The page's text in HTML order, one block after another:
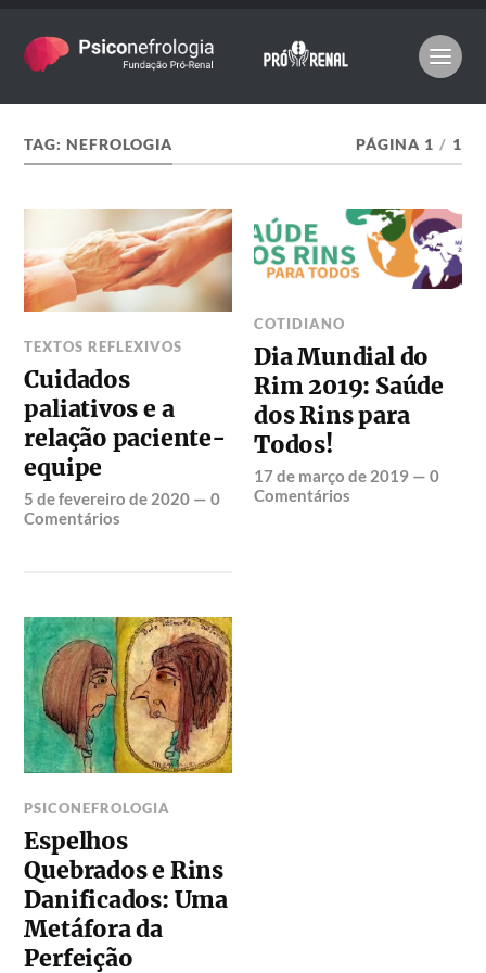
TAG:NEFROLOGIA PÁGINA 1 / 1
TEXTOS REFLEXIVOS
Cuidados
paliativos e a
relação paciente-
equipe
5 de fevereiro de 2020 —0
Comentários
COTIDIANO
Dia Mundial do
Rim 2019: Saúde
dos Rins para
Todos!
17 de março de 2019 —0
Comentários
PSICONEFROLOGIA
Espelhos
Quebrados e Rins
Danificados: Uma
Metáfora da
Perfeição